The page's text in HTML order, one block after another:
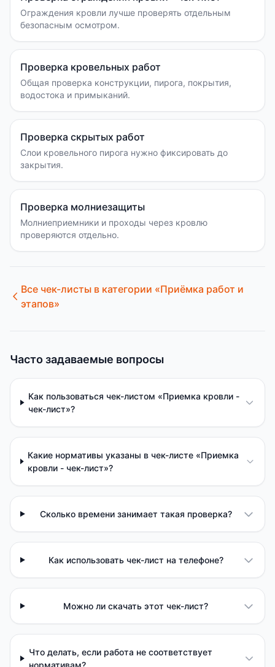
Ограждения кровли лучше проверять отдельным
безопасным осмотром.
Проверка кровельных работ
Общая проверка конструкции, пирога, покрытия,
водостока и примыканий.
Проверка скрытых работ
Слои кровельного пирога нужно фиксировать до
закрытия.
Проверка молниезащиты
Молниеприемники и проходы через кровлю
проверяются отдельно.
Все чек-листы в категории «Приёмка работ и
этапов»
Часто задаваемые вопросы
Как пользоваться чек-листом «Приемка кровли -
чек-лист»?
Какие нормативы указаны в чек-листе «Приемка
кровли - чек-лист»?
Сколько времени занимает такая проверка?
Как использовать чек-лист на телефоне?
Можно ли скачать этот чек-лист?
Что делать, если работа не соответствует
нормативам?